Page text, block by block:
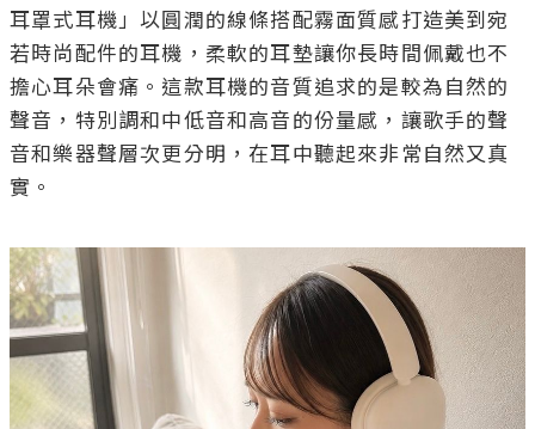
耳罩式耳機」以圓潤的線條搭配霧面質感打造美到宛
若時尚配件的耳機，柔軟的耳墊讓你長時間佩戴也不
擔心耳朵會痛。這款耳機的音質追求的是較為自然的
聲音，特別調和中低音和高音的份量感，讓歌手的聲
音和樂器聲層次更分明，在耳中聽起來非常自然又真
實。